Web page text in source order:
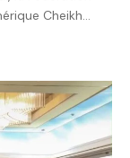
Cheikh